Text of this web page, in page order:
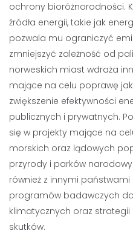
ochrony bioróżnorodności.
źródła energii, takie jak
pozwala mu ograniczyć
zmniejszyć zależność od
norweskich miast wdraża
mające na celu poprawę
zwiększenie efektywności
publicznych i prywatnych.
się w projekty mające na
morskich oraz lądowych
przyrody i parków
również z innymi
programów badawczych
klimatycznych oraz
skutków.